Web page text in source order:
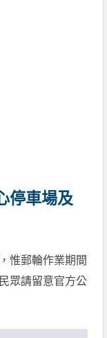
停車場及
，惟郵輪作業期間
眾請留意官方公